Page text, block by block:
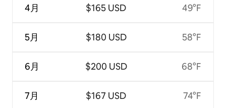
4月
5月
6月
7月
$165 USD
$180 USD
$200 USD
$167 USD
49°F
58°F
68°F
74°F